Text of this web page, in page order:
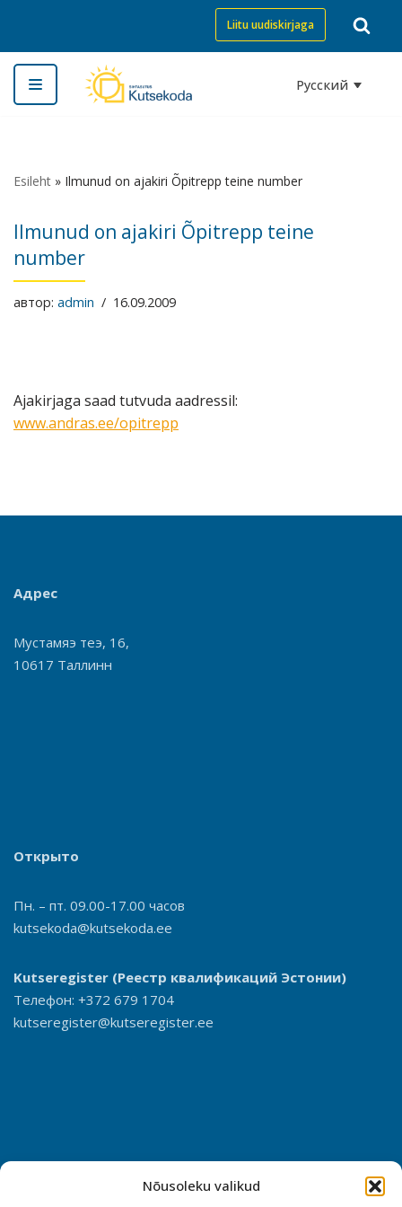
Nõusoleku valikud
Перейти
к
содержимому
Liitu uudiskirjaga
Русский
Esileht » Ilmunud on ajakiri Õpitrepp teine number
Ilmunud on ajakiri Õpitrepp teine
number
автор: admin 16.09.2009
Ajakirjaga saad tutvuda aadressil:
www.andras.ee/opitrepp
Адрес
Мустамяэ теэ, 16,
10617 Таллинн
Открыто
Пн. – пт. 09.00-17.00 часов
kutsekoda@kutsekoda.ee
Kutseregister (Реестр квалификаций Эстонии)
Телефон: +372 679 1704
kutseregister@kutseregister.ee